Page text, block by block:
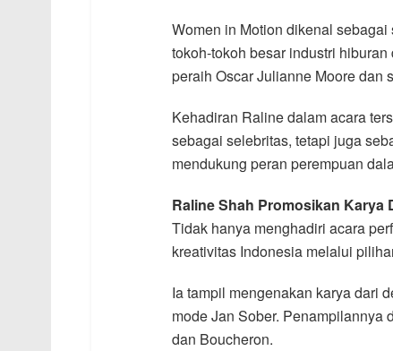
Women in Motion dikenal
tokoh-tokoh besar industri
peraih Oscar Julianne Moore dan
Kehadiran Raline dalam acara
sebagai selebritas, tetapi juga
mendukung peran perempuan
Raline Shah Promosikan Karya
Tidak hanya menghadiri acara
kreativitas Indonesia melalui
Ia tampil mengenakan karya dari
mode Jan Sober. Penampilannya
dan Boucheron.